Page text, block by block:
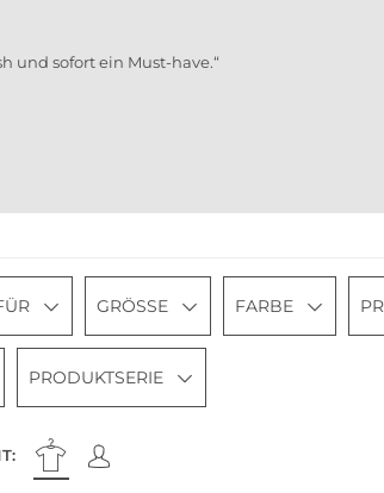
und sofort ein Must-have.“
GRÖSSE FARBE
PRODUKTSERIE